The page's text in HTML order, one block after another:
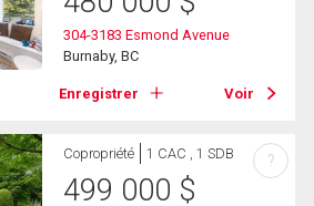
304-3183 Esmond Avenue
Burnaby, BC
Enregistrer Voir
Copropriété 1 CAC , 1 SDB
499 000 $
?